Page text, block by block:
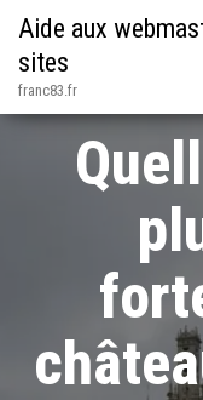
Aide aux
sites
franc83.fr